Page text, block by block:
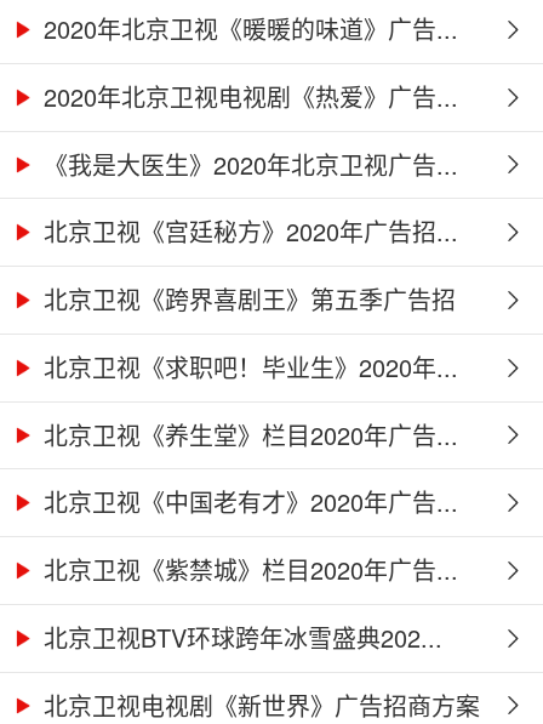
2020年北京卫视《暖暖的味道》广告...
2020年北京卫视电视剧《热爱》广告...
《我是大医生》2020年北京卫视广告...
北京卫视《宫廷秘方》2020年广告招...
北京卫视《跨界喜剧王》第五季广告招
商...北京卫视《求职吧！毕业生》2020年...
北京卫视《养生堂》栏目2020年广告...
北京卫视《中国老有才》2020年广告...
北京卫视《紫禁城》栏目2020年广告...
北京卫视BTV环球跨年冰雪盛典202...
北京卫视电视剧《新世界》广告招商方案